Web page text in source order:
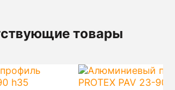
товары